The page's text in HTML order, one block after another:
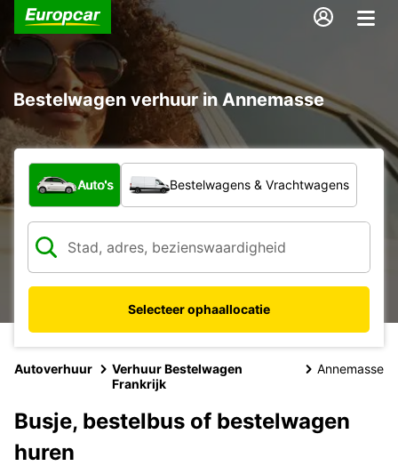
Bestelwagen verhuur in Annemasse
Welk type voertuig?
Auto's Bestelwagens & Vrachtwagens
Selecteer ophaallocatie
Autoverhuur
Verhuur Bestelwagen
Frankrijk
Annemasse
Busje, bestelbus of bestelwagen
huren